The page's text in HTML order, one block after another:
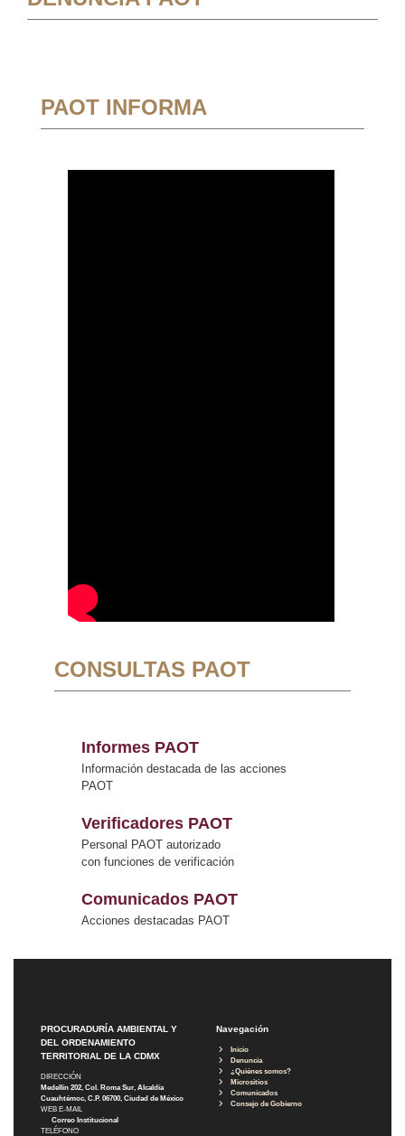
PAOT INFORMA
CONSULTAS PAOT
Informes PAOT
Información destacada de las acciones
PAOT
Verificadores PAOT
Personal PAOT autorizado
con funciones de verificación
Comunicados PAOT
Acciones destacadas PAOT
PROCURADURÍA AMBIENTAL Y
DEL ORDENAMIENTO
TERRITORIAL DE LA CDMX
DIRECCIÓN
Medellín 202, Col. Roma Sur, Alcaldía
Cuauhtémoc, C.P. 06700, Ciudad de México
WEB E-MAIL
Correo Institucional
TELÉFONO
Navegación
Inicio
Denuncia
¿Quiénes somos?
Micrositios
Comunicados
Consejo de Gobierno